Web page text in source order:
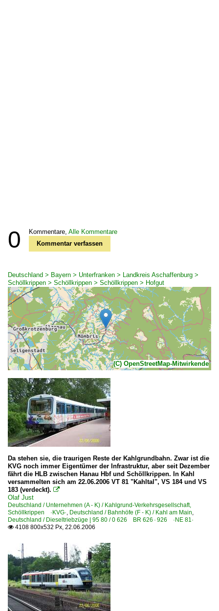
0 Kommentare, Alle Kommentare
Kommentar verfassen
Deutschland > Bayern > Unterfranken > Landkreis Aschaffenburg >
Schöllkrippen > Schöllkrippen > Schöllkrippen > Hofgut
(C) OpenStreetMap-Mitwirkende
Da stehen sie, die traurigen Reste der Kahlgrundbahn. Zwar ist die
KVG noch immer Eigentümer der Infrastruktur, aber seit Dezember
fährt die HLB zwischen Hanau Hbf und Schöllkrippen. In Kahl
versammelten sich am 22.06.2006 VT 81 "Kahltal", VS 184 und VS
183 (verdeckt). 
Olaf Just
Deutschland / Unternehmen (A - K) / Kahlgrund-Verkehrsgesellschaft,
Schöllkrippen ·KVG·, Deutschland / Bahnhöfe (F - K) / Kahl am Main,
Deutschland / Dieseltriebzüge | 95 80 / 0 626 BR 626 · 926 ·NE 81·
 4108 800x532 Px, 22.06.2006